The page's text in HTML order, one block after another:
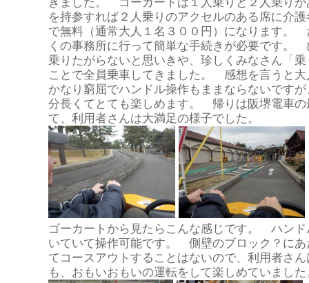
を持参すれば２人乗りのアクセルのある席に介
で無料（通常大人１名３００円）になります。
くの事務所に行って簡単な手続きが必要です。
乗りたがらないと思いきや、珍しくみなさん「
ことで全員乗車してきました。 感想を言うと大
かなり窮屈でハンドル操作もままならないです
分長くてとても楽しめます。 帰りは阪堺電車の
て、利用者さんは大満足の様子でした。
ゴーカートから見たらこんな感じです。 ハンド
いていて操作可能です。 側壁のブロック？にあ
てコースアウトすることはないので、利用者さ
も、おもいおもいの運転をして楽しめていました